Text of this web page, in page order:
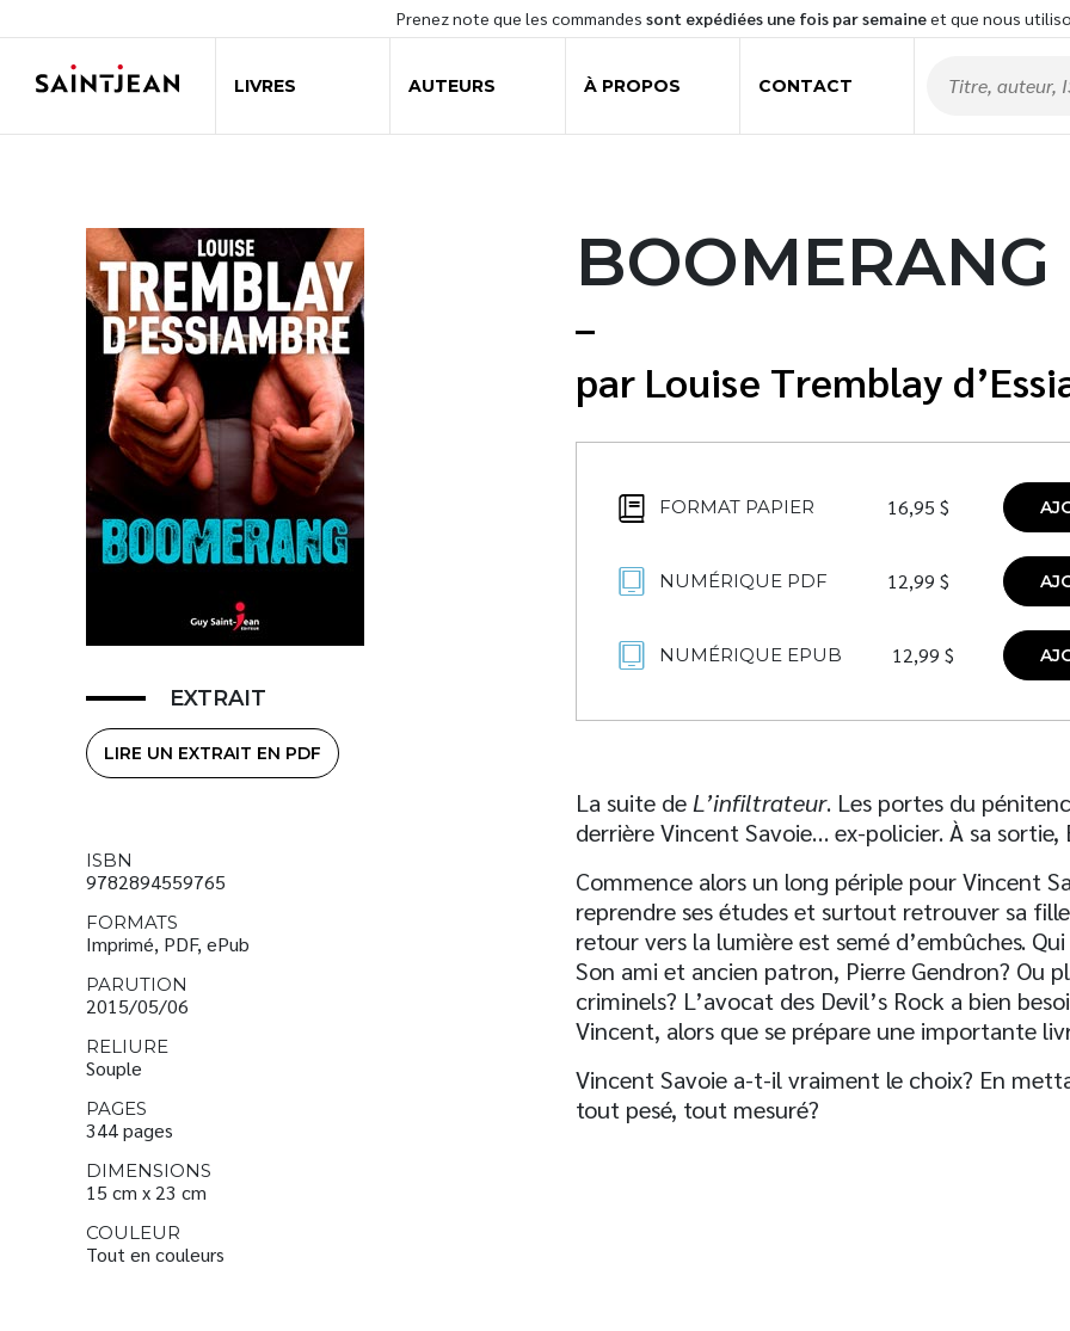
Prenez note que les commandes sont expédiées une fois par semaineet que nous
LIVRES AUTEURS À PROPOS CONTACT
BOOMERANG
Louise Tremblay
FORMAT PAPIER 16,95 $
NUMÉRIQUE PDF 12,99 $
NUMÉRIQUE EPUB 12,99 $
La suite de L’infiltrateur. Les portes du
derrière Vincent Savoie… ex-policier. À sa sortie,
Commence alors un long périple pour Vincent
reprendre ses études et surtout retrouver sa
retour vers la lumière est semé d’embûches.
Son ami et ancien patron, Pierre Gendron? Ou
criminels? L’avocat des Devil’s Rock a bien
Vincent, alors que se prépare une importante
Vincent Savoie a-t-il vraiment le choix? En
tout pesé, tout mesuré?
EXTRAIT
LIRE UN EXTRAIT EN PDF
ISBN
9782894559765
FORMATS
Imprimé, PDF, ePub
PARUTION
2015/05/06
RELIURE
Souple
PAGES
344 pages
DIMENSIONS
15 cm x 23 cm
COULEUR
Tout en couleurs